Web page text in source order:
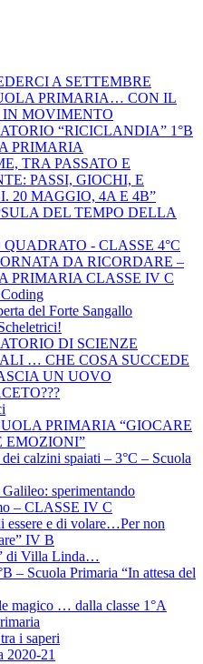
A SETTEMBRE
PRIMARIA… CON IL
IN MOVIMENTO
“RICICLANDIA” 1°B
PRIMARIA
TRA PASSATO E
PASSI, GIOCHI, E
20 MAGGIO, 4A E 4B”
DEL TEMPO DELLA
- CLASSE 4°C
DA RICORDARE –
PRIMARIA CLASSE IV C
del Forte Sangallo
DI SCIENZE
… CHE COSA SUCCEDE
UN UOVO
PRIMARIA “GIOCARE
EMOZIONI”
calzini spaiati – 3°C – Scuola
sperimentando
– CLASSE IV C
essere e di volare…Per non
IV B
di Villa Linda…
– Scuola Primaria “In attesa del
magico … dalla classe 1°A
i saperi
2020-21